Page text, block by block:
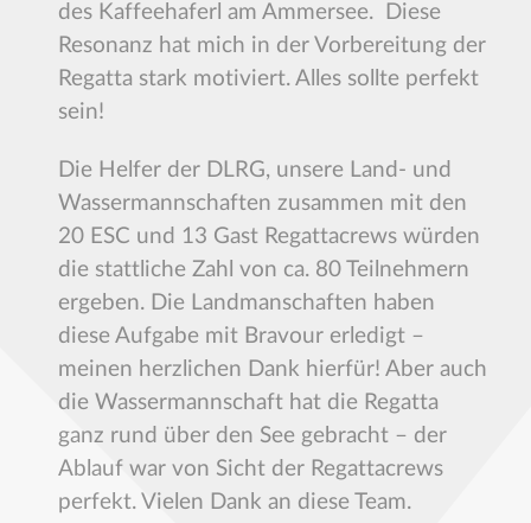
des Kaffeehaferl am Ammersee. Diese
Resonanz hat mich in der Vorbereitung der
Regatta stark motiviert. Alles sollte perfekt
sein!
Die Helfer der DLRG, unsere Land- und
Wassermannschaften zusammen mit den
20 ESC und 13 Gast Regattacrews würden
die stattliche Zahl von ca. 80 Teilnehmern
ergeben. Die Landmanschaften haben
diese Aufgabe mit Bravour erledigt –
meinen herzlichen Dank hierfür! Aber auch
die Wassermannschaft hat die Regatta
ganz rund über den See gebracht – der
Ablauf war von Sicht der Regattacrews
perfekt. Vielen Dank an diese Team.